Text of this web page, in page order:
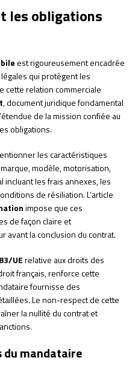
les obligations
est rigoureusement encadrée
qui protègent les
cette relation commerciale
, document juridique fondamental
de la mission confiée au
obligations.
les caractéristiques
modèle, motorisation,
incluant les frais annexes, les
de résiliation. L’article
impose que ces
de façon claire et
avant la conclusion du contrat.
UErelative aux droits des
français, renforce cette
fournisse des
Le non-respect de cette
la nullité du contrat et
du mandataire